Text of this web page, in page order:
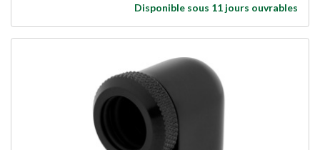
Disponible sous 11 jours ouvrables